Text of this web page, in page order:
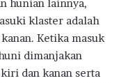
hunian lainnya,
klaster adalah
Ketika masuk
dimanjakan
dan kanan serta